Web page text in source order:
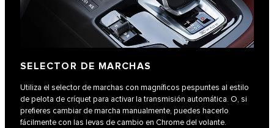
SELECTOR DE MARCHAS
Utiliza el selector de marchas con magníficos pespuntes al estilo
de pelota de críquet para activar la transmisión automática. O, si
prefieres cambiar de marcha manualmente, puedes hacerlo
fácilmente con las levas de cambio en Chrome del volante.